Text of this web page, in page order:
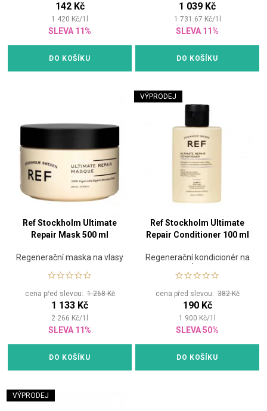
142 Kč
1 420 Kč/1
SLEVA 11%
DO KOŠÍKU
1 039 Kč
1 731.67 Kč/1
SLEVA 11%
DO KOŠÍKU
Ref Stockholm Ultimate
Repair Mask 500 ml
Regenerační maska na vlasy
cena před slevou:1 268 Kč
1 133 Kč
2 266 Kč/1
SLEVA 11%
DO KOŠÍKU
VÝPRODEJ
Ref Stockholm Ultimate
Repair Conditioner 100 ml
Regenerační kondicionér na
vlasy
cena před slevou:382 Kč
190 Kč
1 900 Kč/1
SLEVA 50%
DO KOŠÍKU
VÝPRODEJ